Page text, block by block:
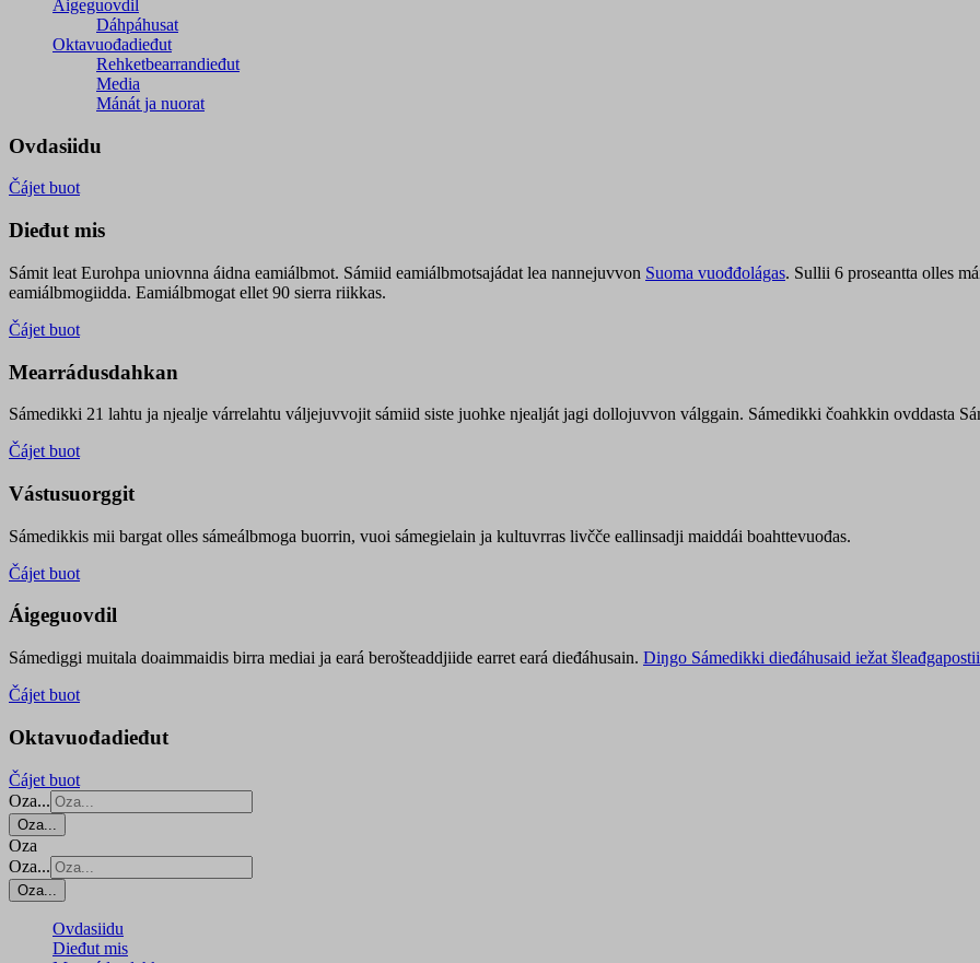
Áigeguovdil
Dáhpáhusat
Oktavuođadieđut
Rehketbearrandieđut
Media
Mánát ja nuorat
Ovdasiidu
Čájet buot
Dieđut mis
Sámit leat Eurohpa uniovnna áidna eamiálbmot. Sámiid eamiálbmotsajádat lea nannejuvvon Suoma vuođđolágas. Sullii 6 proseantta olles
eamiálbmogiidda. Eamiálbmogat ellet 90 sierra riikkas.
Čájet buot
Mearrádusdahkan
Sámedikki 21 lahtu ja njealje várrelahtu váljejuvvojit sámiid siste juohke njealját jagi dollojuvvon válggain. Sámedikki čoahkkin ovddasta
Čájet buot
Vástusuorggit
Sámedikkis mii bargat olles sámeálbmoga buorrin, vuoi sámegielain ja kultuvrras livčče eallinsadji maiddái boahttevuođas.
Čájet buot
Áigeguovdil
Sámediggi muitala doaimmaidis birra mediai ja eará berošteaddjiide earret eará dieđáhusain. Diŋgo Sámedikki dieđáhusaid iežat šleađgapostii
Čájet buot
Oktavuođadieđut
Čájet buot
Oza...
Oza...
Oza
Oza...
Oza...
Ovdasiidu
Dieđut mis